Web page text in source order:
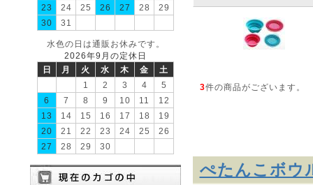
23
24 25 26 27 28
29
30
31
水色の日は通販お休みです。
2026年9月の定休日
日
月 火 水 木 金
土
1
2 3 4
5
6
7 8 9 10 11
12
13
14 15 16 17 18
19
20
21 22 23 24 25
26
27
28 29 30
3件の商品がございます。
ぺたんこボウ